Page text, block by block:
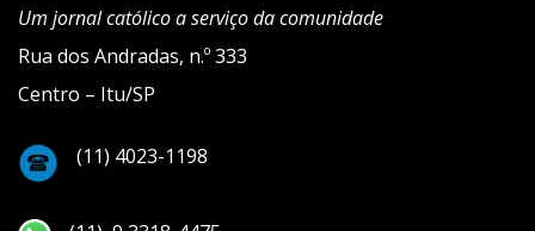
Um jornal católico a serviço da comunidade
Rua dos Andradas, n.º 333
Centro – Itu/SP
(11) 4023-1198